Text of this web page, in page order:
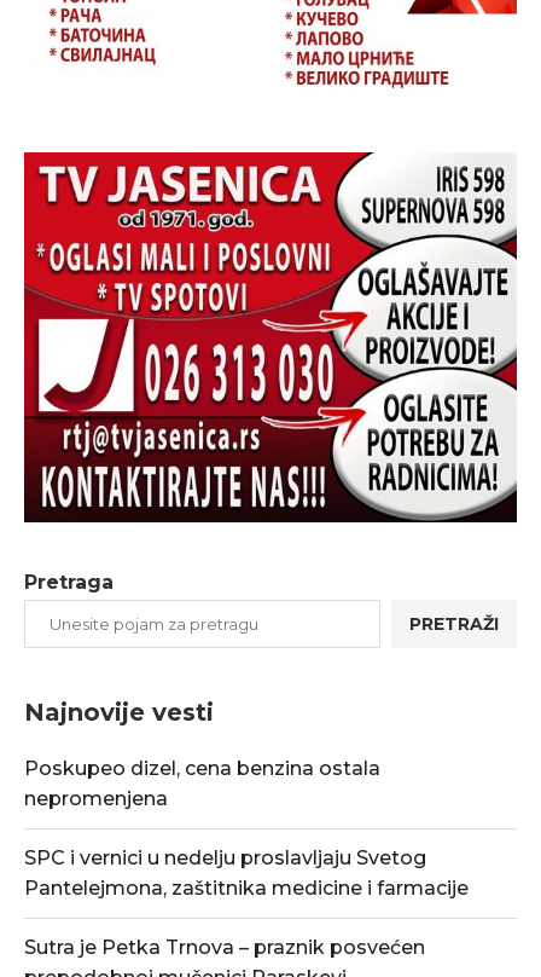
Pretraga
PRETRAŽI
Najnovije vesti
Poskupeo dizel, cena benzina ostala
nepromenjena
SPC i vernici u nedelju proslavljaju Svetog
Pantelejmona, zaštitnika medicine i farmacije
Sutra je Petka Trnova – praznik posvećen